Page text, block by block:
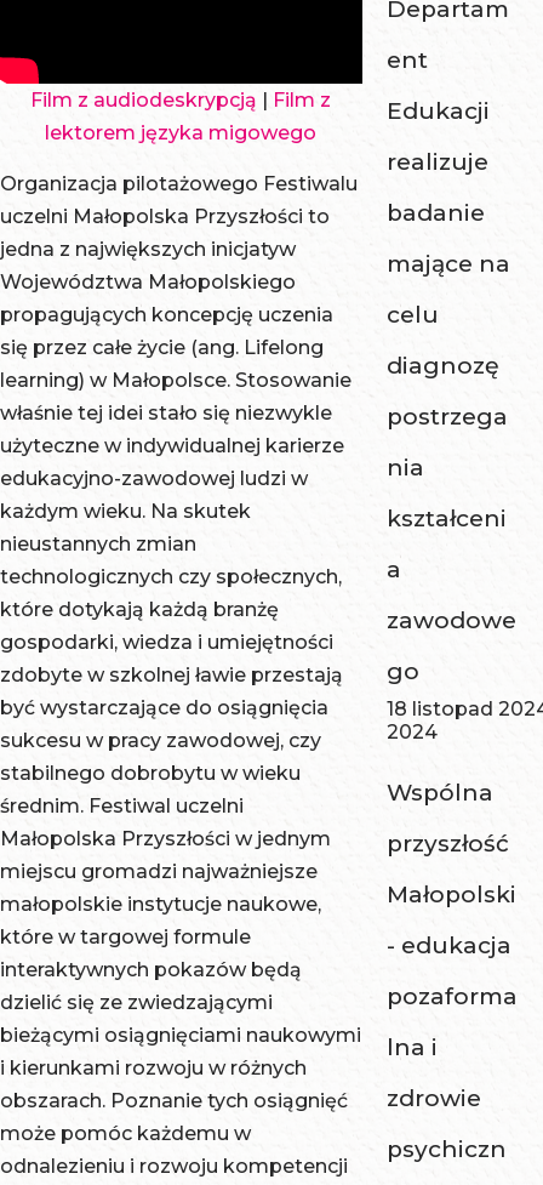
Film z audiodeskrypcją
Film z
lektorem języka migowego
Organizacja pilotażowego Festiwalu
uczelni Małopolska Przyszłości to
jedna z największych inicjatyw
Województwa Małopolskiego
propagujących koncepcję uczenia
się przez całe życie (ang. Lifelong
learning) w Małopolsce. Stosowanie
właśnie tej idei stało się niezwykle
użyteczne w indywidualnej karierze
edukacyjno-zawodowej ludzi w
każdym wieku. Na skutek
nieustannych zmian
technologicznych czy społecznych,
które dotykają każdą branżę
gospodarki, wiedza i umiejętności
zdobyte w szkolnej ławie przestają
być wystarczające do osiągnięcia
sukcesu w pracy zawodowej, czy
stabilnego dobrobytu w wieku
średnim. Festiwal uczelni
Małopolska Przyszłości w jednym
miejscu gromadzi najważniejsze
małopolskie instytucje naukowe,
które w targowej formule
interaktywnych pokazów będą
dzielić się ze zwiedzającymi
bieżącymi osiągnięciami naukowymi
i kierunkami rozwoju w różnych
obszarach. Poznanie tych osiągnięć
może pomóc każdemu w
odnalezieniu i rozwoju kompetencji
Departam
ent
Edukacji
realizuje
badanie
mające na
celu
diagnozę
postrzega
nia
kształceni
a
zawodowe
go
18 listopad
2024
Wspólna
przyszłość
Małopolski
- edukacja
pozaforma
lna i
zdrowie
psychiczn